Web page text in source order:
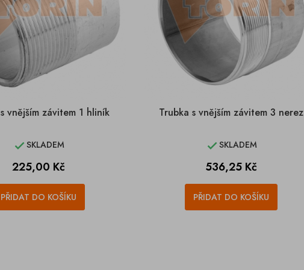
vnějším závitem 1 hliník
SKLADEM
Cena
225,00 Kč
PŘIDAT DO KOŠÍKU
Trubka s vnějším závitem 3 nerez
SKLADEM
Cena
536,25 Kč
PŘIDAT DO KOŠÍKU